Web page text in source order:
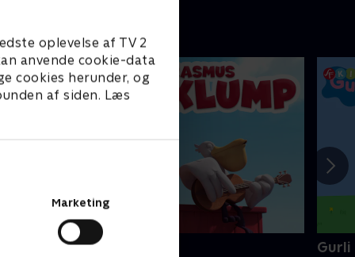
oplevelse af TV 2
anvende cookie-data
cookies herunder, og
af siden. Læs
Marketing
Rasmus Klump Gurli